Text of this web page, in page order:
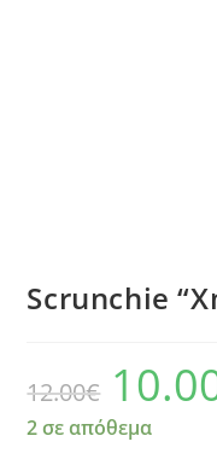
Scrunchie
12.00€
2 σε απόθεμα